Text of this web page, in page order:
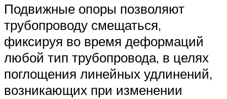
Подвижные опоры позволяют
трубопроводу смещаться,
фиксируя во время деформаций
любой тип трубопровода, в целях
поглощения линейных удлинений,
возникающих при изменении